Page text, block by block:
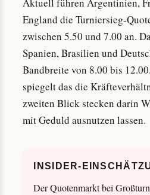
Aktuell führen Argentinien,
England die Turniersieg-
zwischen 5.50 und 7.00 an.
Spanien, Brasilien und
Bandbreite von 8.00 bis
spiegelt das die
zweiten Blick stecken darin
mit Geduld ausnutzen lassen.
INSIDER-
Der Quotenmarkt bei